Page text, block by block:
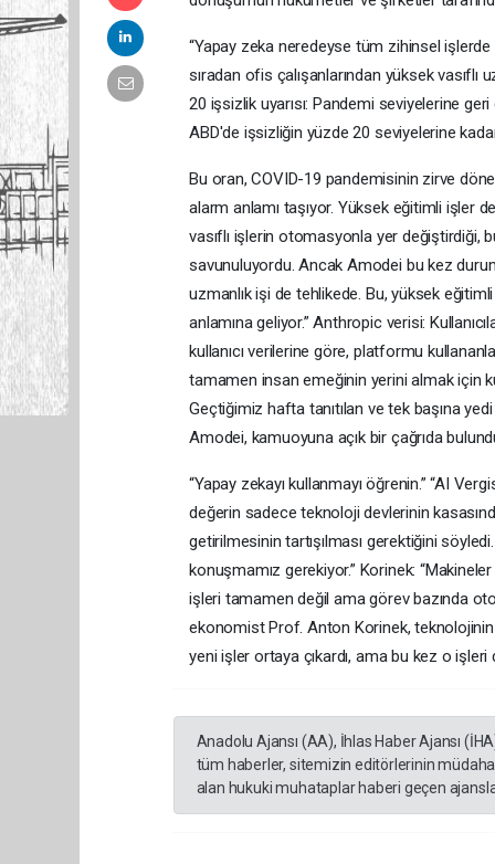
“Yapay zeka neredeyse tüm zihinsel
sıradan ofis çalışanlarından yüksek
20 işsizlik uyarısı: Pandemi seviyelerine
ABD'de işsizliğin yüzde 20 seviyelerine
Bu oran, COVID-19 pandemisinin zirve
alarm anlamı taşıyor. Yüksek eğitimli işler
vasıflı işlerin otomasyonla yer değiştirdiği,
savunuluyordu. Ancak Amodei bu kez
uzmanlık işi de tehlikede. Bu, yüksek
anlamına geliyor.” Anthropic verisi:
kullanıcı verilerine göre, platformu
tamamen insan emeğinin yerini almak için
Geçtiğimiz hafta tanıtılan ve tek başına
Amodei, kamuoyuna açık bir çağrıda
“Yapay zekayı kullanmayı öğrenin.” “AI
değerin sadece teknoloji devlerinin
getirilmesinin tartışılması gerektiğini
konuşmamız gerekiyor.” Korinek:
işleri tamamen değil ama görev bazında
ekonomist Prof. Anton Korinek,
yeni işler ortaya çıkardı, ama bu kez o işleri
Anadolu Ajansı (AA), İhlas Haber Ajansı
tüm haberler, sitemizin editörlerinin
alan hukuki muhataplar haberi geçen